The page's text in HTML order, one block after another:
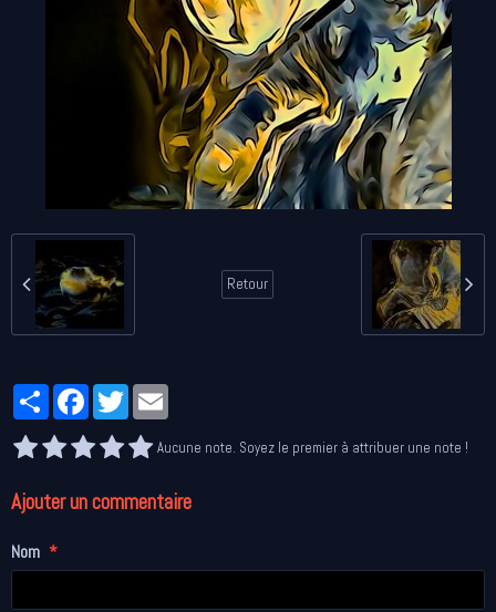
Retour
PartagerFacebookTwitter
Aucune note. Soyez le premier à attribuer une note !
Ajouter un commentaire
Nom